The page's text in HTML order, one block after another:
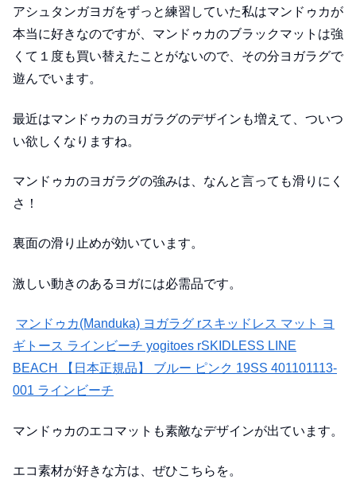
アシュタンガヨガをずっと練習していた私はマンドゥカが
本当に好きなのですが、マンドゥカのブラックマットは強
くて１度も買い替えたことがないので、その分ヨガラグで
遊んでいます。
最近はマンドゥカのヨガラグのデザインも増えて、ついつ
い欲しくなりますね。
マンドゥカのヨガラグの強みは、なんと言っても滑りにく
さ！
裏面の滑り止めが効いています。
激しい動きのあるヨガには必需品です。
マンドゥカ(Manduka) ヨガラグ rスキッドレス マット ヨ
ギトース ラインビーチ yogitoes rSKIDLESS LINE
BEACH 【日本正規品】 ブルー ピンク 19SS 401101113-
001 ラインビーチ
マンドゥカのエコマットも素敵なデザインが出ています。
エコ素材が好きな方は、ぜひこちらを。